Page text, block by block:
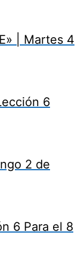
| Martes 4
6
2 de
6 Para el 8